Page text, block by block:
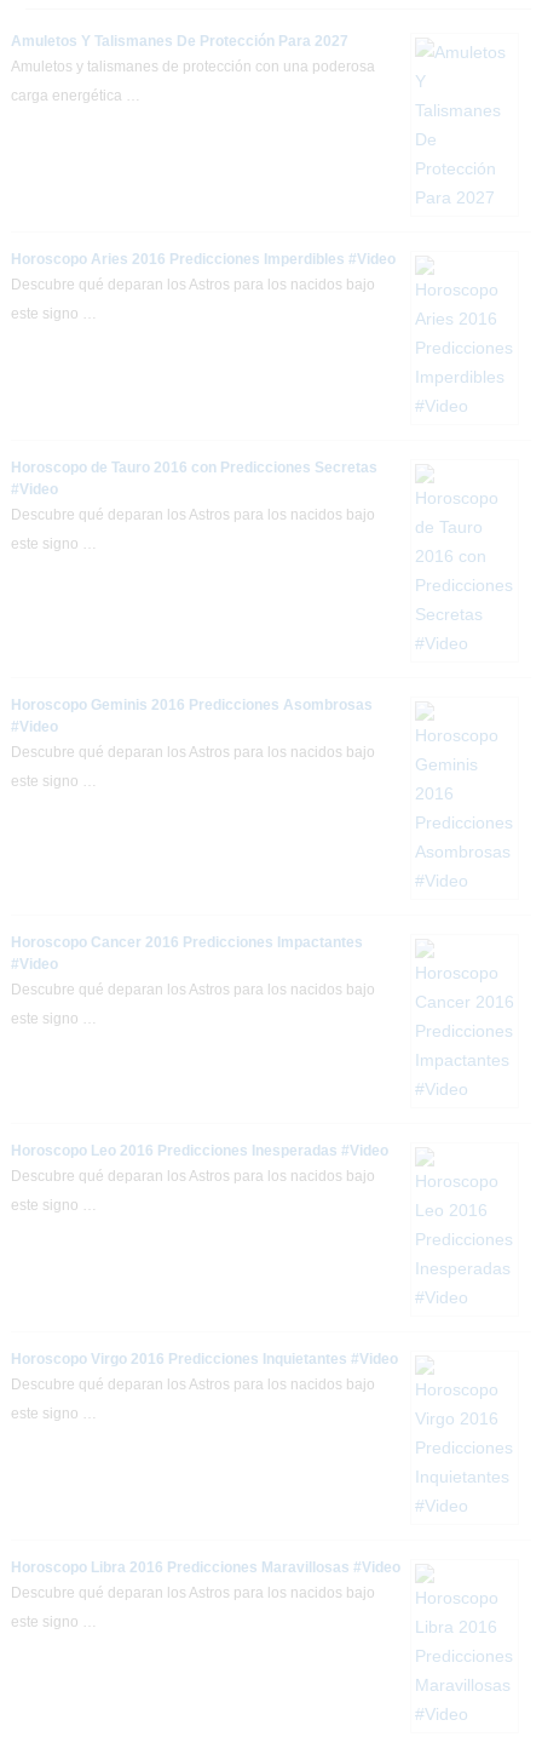
Amuletos Y Talismanes De Protección Para 2027
Amuletos y talismanes de protección con una poderosa
carga energética …
Horoscopo Aries 2016 Predicciones Imperdibles #Video
Descubre qué deparan los Astros para los nacidos bajo
este signo …
Horoscopo de Tauro 2016 con Predicciones Secretas
#Video
Descubre qué deparan los Astros para los nacidos bajo
este signo …
Horoscopo Geminis 2016 Predicciones Asombrosas
#Video
Descubre qué deparan los Astros para los nacidos bajo
este signo …
Horoscopo Cancer 2016 Predicciones Impactantes
#Video
Descubre qué deparan los Astros para los nacidos bajo
este signo …
Horoscopo Leo 2016 Predicciones Inesperadas #Video
Descubre qué deparan los Astros para los nacidos bajo
este signo …
Horoscopo Virgo 2016 Predicciones Inquietantes #Video
Descubre qué deparan los Astros para los nacidos bajo
este signo …
Horoscopo Libra 2016 Predicciones Maravillosas #Video
Descubre qué deparan los Astros para los nacidos bajo
este signo …